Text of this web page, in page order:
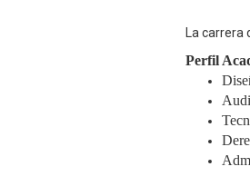
La carrera
Perfil